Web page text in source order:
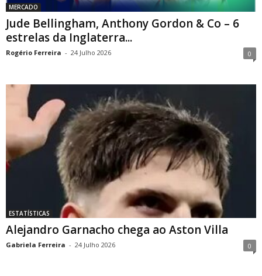
MERCADO
Jude Bellingham, Anthony Gordon & Co – 6
estrelas da Inglaterra...
Rogério Ferreira - 24 Julho 2026 0
ESTATÍSTICAS
Alejandro Garnacho chega ao Aston Villa
Gabriela Ferreira - 24 Julho 2026 0